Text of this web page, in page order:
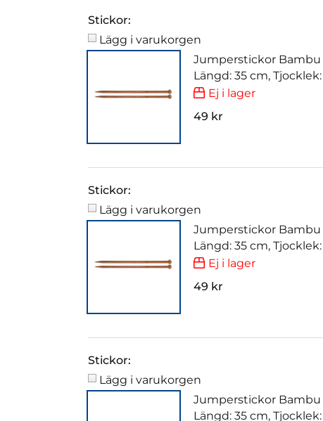
Stickor:
Lägg i varukorgen
Jumperstickor Bambu
Längd: 35 cm,
Ej i lager
49 kr
Stickor:
Lägg i varukorgen
Jumperstickor Bambu
Längd: 35 cm,
Ej i lager
49 kr
Stickor:
Lägg i varukorgen
Jumperstickor Bambu
Längd: 35 cm,